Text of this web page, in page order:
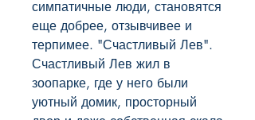
симпатичные люди, становятся
еще добрее, отзывчивее и
терпимее. "Счастливый Лев".
Счастливый Лев жил в
зоопарке, где у него были
уютный домик, просторный